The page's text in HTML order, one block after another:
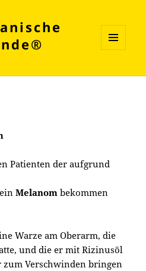
WIDGETS
Patienten der aufgrund
einMelanom bekommen
Warze am Oberarm, die
und die er mit Rizinusöl
Verschwinden bringen